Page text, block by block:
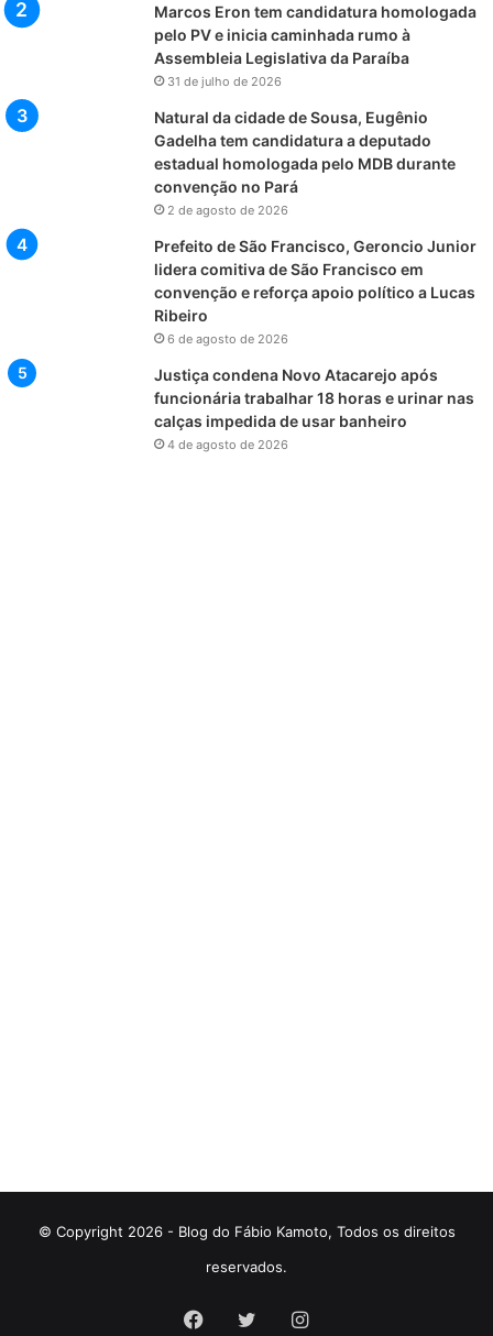
Marcos Eron tem candidatura homologada
pelo PV e inicia caminhada rumo à
Assembleia Legislativa da Paraíba
31 de julho de 2026
Natural da cidade de Sousa, Eugênio
Gadelha tem candidatura a deputado
estadual homologada pelo MDB durante
convenção no Pará
2 de agosto de 2026
Prefeito de São Francisco, Geroncio Junior
lidera comitiva de São Francisco em
convenção e reforça apoio político a Lucas
Ribeiro
6 de agosto de 2026
Justiça condena Novo Atacarejo após
funcionária trabalhar 18 horas e urinar nas
calças impedida de usar banheiro
4 de agosto de 2026
© Copyright 2026 - Blog do Fábio Kamoto, Todos os direitos
reservados.
Facebook
TwitterInstagram